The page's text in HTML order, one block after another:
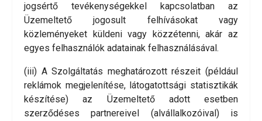
jogsértő tevékenységekkel kapcsolatban az
Üzemeltető jogosult felhívásokat vagy
közleményeket küldeni vagy közzétenni, akár az
egyes felhasználók adatainak felhasználásával.
(iii) A Szolgáltatás meghatározott részeit (például
reklámok megjelenítése, látogatottsági statisztikák
készítése) az Üzemeltető adott esetben
szerződéses partnereivel (alvállalkozóival) is